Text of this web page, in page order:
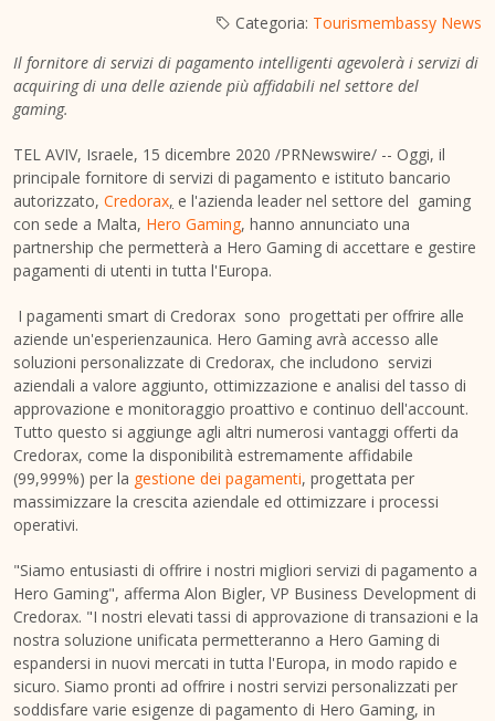
Categoria: Tourismembassy News
Il fornitore di servizi di pagamento intelligenti agevolerà i servizi di
acquiring di una delle aziende più affidabili nel settore del
gaming.
TEL AVIV, Israele, 15 dicembre 2020 /PRNewswire/ -- Oggi, il
principale fornitore di servizi di pagamento e istituto bancario
autorizzato, Credorax, e l'azienda leader nel settore del gaming
con sede a Malta, Hero Gaming, hanno annunciato una
partnership che permetterà a Hero Gaming di accettare e gestire
pagamenti di utenti in tutta l'Europa.
I pagamenti smart di Credorax sono progettati per offrire alle
aziende un'esperienzaunica. Hero Gaming avrà accesso alle
soluzioni personalizzate di Credorax, che includono servizi
aziendali a valore aggiunto, ottimizzazione e analisi del tasso di
approvazione e monitoraggio proattivo e continuo dell'account.
Tutto questo si aggiunge agli altri numerosi vantaggi offerti da
Credorax, come la disponibilità estremamente affidabile
(99,999%) per la gestione dei pagamenti, progettata per
massimizzare la crescita aziendale ed ottimizzare i processi
operativi.
"Siamo entusiasti di offrire i nostri migliori servizi di pagamento a
Hero Gaming", afferma Alon Bigler, VP Business Development di
Credorax. "I nostri elevati tassi di approvazione di transazioni e la
nostra soluzione unificata permetteranno a Hero Gaming di
espandersi in nuovi mercati in tutta l'Europa, in modo rapido e
sicuro. Siamo pronti ad offrire i nostri servizi personalizzati per
soddisfare varie esigenze di pagamento di Hero Gaming, in